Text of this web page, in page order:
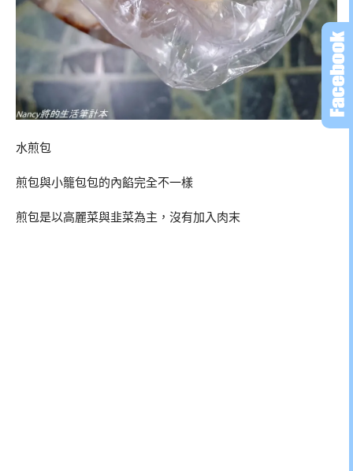
水煎包
煎包與小籠包包的內餡完全不一樣
煎包是以高麗菜與韭菜為主，沒有加入肉末